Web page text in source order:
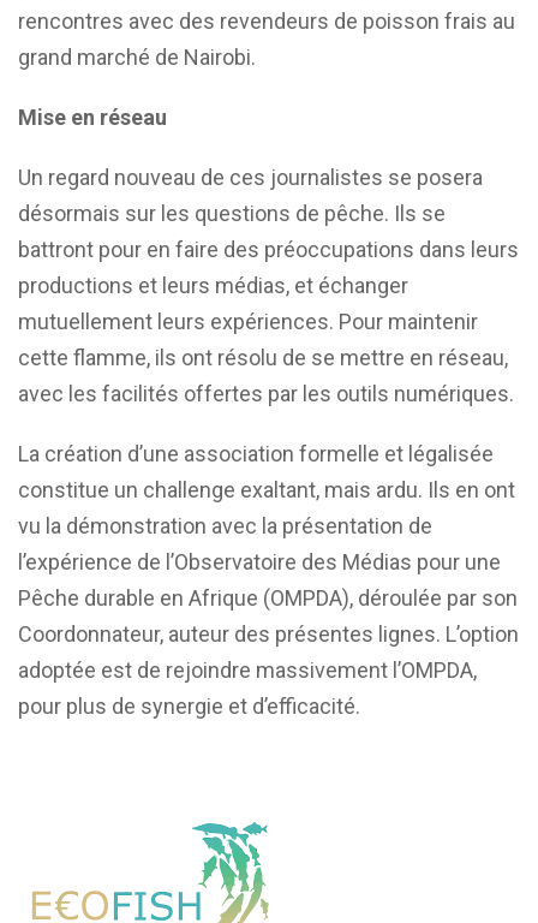
rencontres avec des revendeurs de poisson frais au
grand marché de Nairobi.
Mise en réseau
Un regard nouveau de ces journalistes se posera
désormais sur les questions de pêche. Ils se
battront pour en faire des préoccupations dans leurs
productions et leurs médias, et échanger
mutuellement leurs expériences. Pour maintenir
cette flamme, ils ont résolu de se mettre en réseau,
avec les facilités offertes par les outils numériques.
La création d’une association formelle et légalisée
constitue un challenge exaltant, mais ardu. Ils en ont
vu la démonstration avec la présentation de
l’expérience de l’Observatoire des Médias pour une
Pêche durable en Afrique (OMPDA), déroulée par son
Coordonnateur, auteur des présentes lignes. L’option
adoptée est de rejoindre massivement l’OMPDA,
pour plus de synergie et d’efficacité.